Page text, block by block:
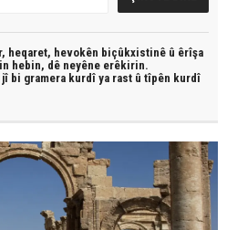
heqaret, hevokên biçûkxistinê û êrîşa
hebin, dê neyêne erêkirin.
jî bi gramera kurdî ya rast û tîpên kurdî